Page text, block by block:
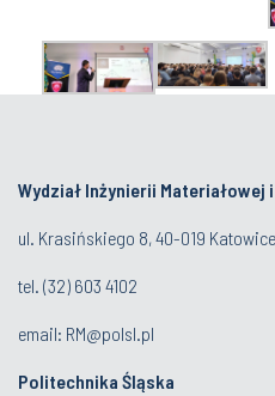
Wydział Inżynierii Materiałowej
ul. Krasińskiego 8, 40-019 Katowice
tel. (32) 603 4102
email: RM@polsl.pl
Politechnika Śląska